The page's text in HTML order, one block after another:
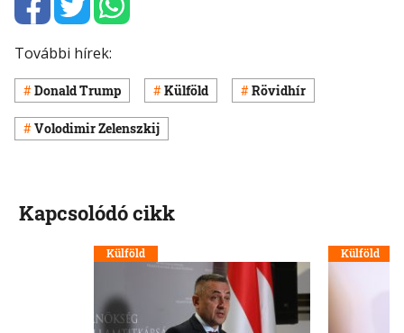
További hírek:
Donald Trump Külföld Rövidhír
Volodimir Zelenszkij
Kapcsolódó cikk
Külföld Külföld